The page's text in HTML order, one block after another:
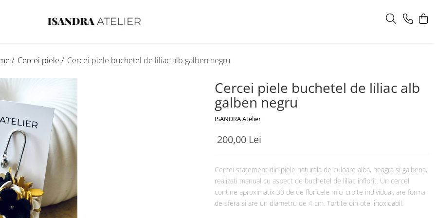
/ Cercei piele / Cercei piele buchetel de liliac alb galben negru
Cercei piele buchetel de liliac alb
galben negru
ISANDRA Atelier
200,00 Lei
Cercei statement din piele naturala de culoare alba, neagra si galbena,
realizati manual cu aspect de buchetel de liliac inflorit. Un cercel
contine aproximatix 30 de de floricele mici croite individual, are forma
de sfera si are un diametru de 4 cm. Tortite din otel inoxidabil.